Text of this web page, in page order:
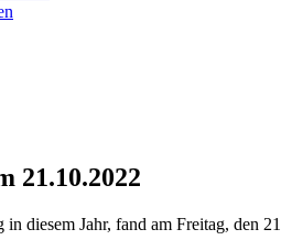
21.10.2022
diesem Jahr, fand am Freitag, den